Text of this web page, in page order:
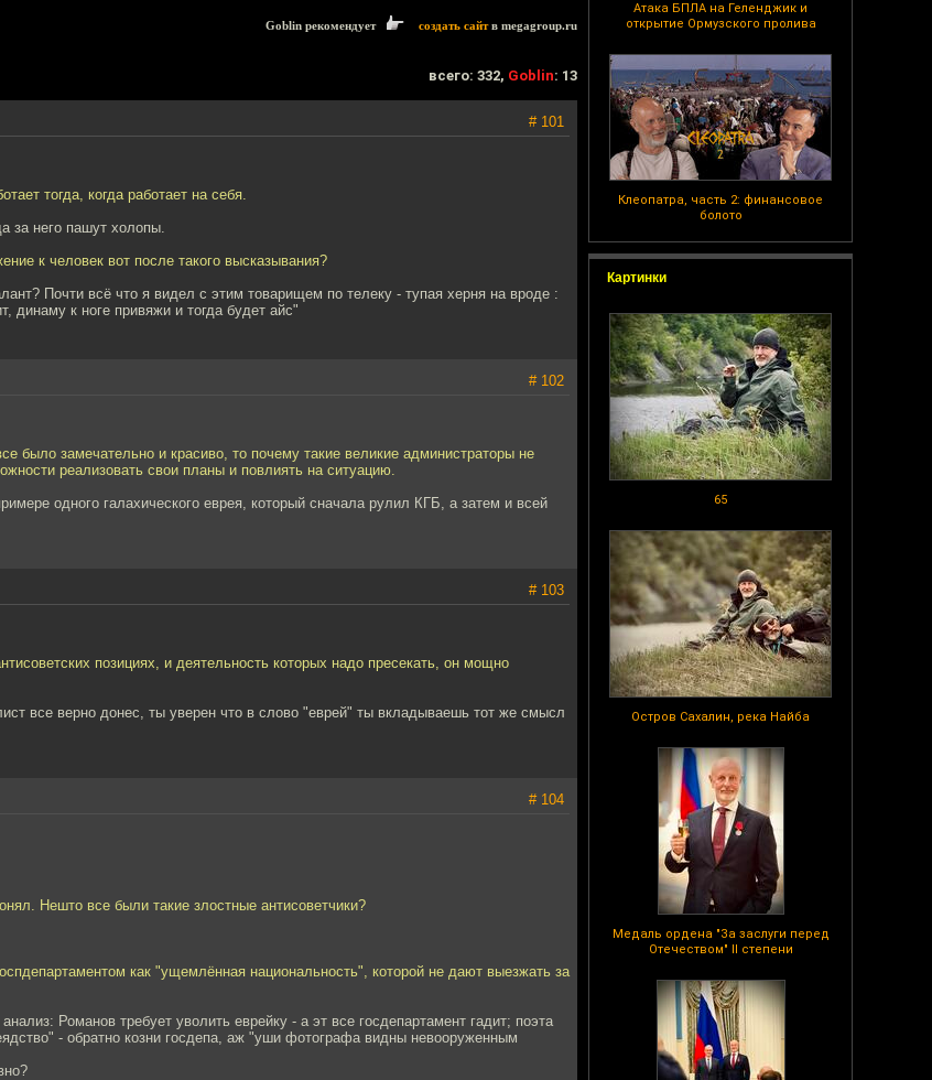
Атака БПЛА на Геленджик и
открытие Ормузского пролива
Клеопатра, часть 2: финансовое
болото
Картинки
65
Остров Сахалин, река Найба
Медаль ордена "За заслуги перед
Отечеством" II степени
Goblin рекомендует создать сайтв megagroup.ru
всего: 332, Goblin: 13
# 101
тогда, когда работает на себя.
за него пашут холопы.
к человек вот после такого высказывания?
Почти всё что я видел с этим товарищем по телеку - тупая херня на вроде :
динаму к ноге привяжи и тогда будет айс"
# 102
было замечательно и красиво, то почему такие великие администраторы не
реализовать свои планы и повлиять на ситуацию.
одного галахического еврея, который сначала рулил КГБ, а затем и всей
# 103
позициях, и деятельность которых надо пресекать, он мощно
все верно донес, ты уверен что в слово "еврей" ты вкладываешь тот же смысл
# 104
Нешто все были такие злостные антисоветчики?
как "ущемлённая национальность", которой не дают выезжать за
Романов требует уволить еврейку - а эт все госдепартамент гадит; поэта
- обратно козни госдепа, аж "уши фотографа видны невооруженным